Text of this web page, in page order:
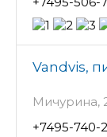
Vandvis,
Мичурина,
+7495-740-